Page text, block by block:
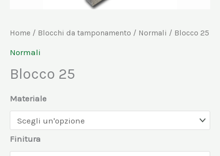
Home / Blocchi da tamponamento / Normali / Blocco 25
Normali
Blocco 25
Materiale
Finitura